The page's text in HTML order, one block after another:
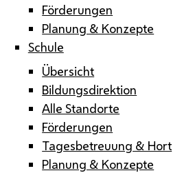
Förderungen
Planung & Konzepte
Schule
Übersicht
Bildungsdirektion
Alle Standorte
Förderungen
Tagesbetreuung & Hort
Planung & Konzepte